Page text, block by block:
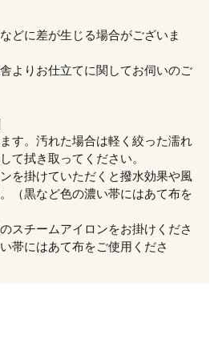
どに差が生じる場合がございま
よりお仕立てに関してお伺いのご
す。汚れた場合は軽く絞った濡れ
て拭き取ってください。
を掛けていただくと撥水効果や風
（黒など色の濃い帯にはあて布を
スチームアイロンをお掛けくださ
帯にはあて布をご使用くださ